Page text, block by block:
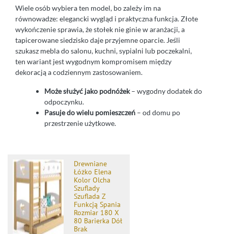
Wiele osób wybiera ten model, bo zależy im na
równowadze: elegancki wygląd i praktyczna funkcja. Złote
wykończenie sprawia, że stołek nie ginie w aranżacji, a
tapicerowane siedzisko daje przyjemne oparcie. Jeśli
szukasz mebla do salonu, kuchni, sypialni lub poczekalni,
ten wariant jest wygodnym kompromisem między
dekoracją a codziennym zastosowaniem.
Może służyć jako podnóżek– wygodny dodatek do
odpoczynku.
Pasuje do wielu pomieszczeń – od domu po
przestrzenie użytkowe.
Drewniane
Łóżko Elena
Kolor Olcha
Szuflady
Szuflada Z
Funkcją Spania
Rozmiar 180 X
80 Barierka Dół
Brak